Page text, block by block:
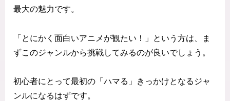
最大の魅力です。
「とにかく面白いアニメが観たい！」という方は、ま
ずこのジャンルから挑戦してみるのが良いでしょう。
初心者にとって最初の「ハマる」きっかけとなるジャ
ンルになるはずです。